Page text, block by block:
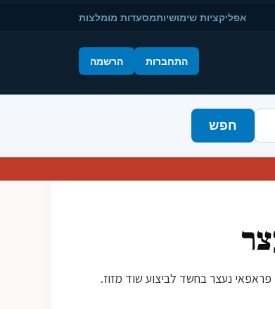
אפליקציות שימושיותמסעדות מומלצות
התחברות הרשמה
חפש
מקומי בשם נאוואן פראפאי נעצר בחשד לביצוע שוד מזוז.